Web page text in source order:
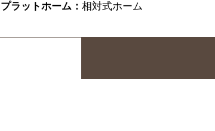
プラットホーム： 相対式ホーム